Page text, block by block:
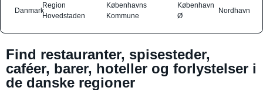
Danmark
Region
Hovedstaden
Københavns
Kommune
København
Ø
Nordhavn
Find restauranter, spisesteder,
caféer, barer, hoteller og forlystelser i
de danske regioner